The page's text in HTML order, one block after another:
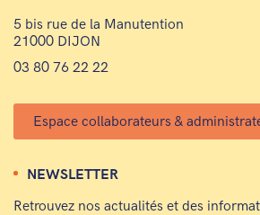
5 bis rue de la Manutention
21000 DIJON
03 80 76 22 22
Espace collaborateurs &
NEWSLETTER
Retrouvez nos actualités et des